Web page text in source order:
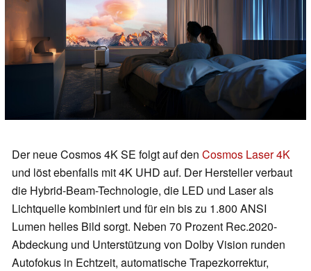
Der neue Cosmos 4K SE folgt auf den Cosmos Laser 4K
und löst ebenfalls mit 4K UHD auf. Der Hersteller verbaut
die Hybrid-Beam-Technologie, die LED und Laser als
Lichtquelle kombiniert und für ein bis zu 1.800 ANSI
Lumen helles Bild sorgt. Neben 70 Prozent Rec.2020-
Abdeckung und Unterstützung von Dolby Vision runden
Autofokus in Echtzeit, automatische Trapezkorrektur,